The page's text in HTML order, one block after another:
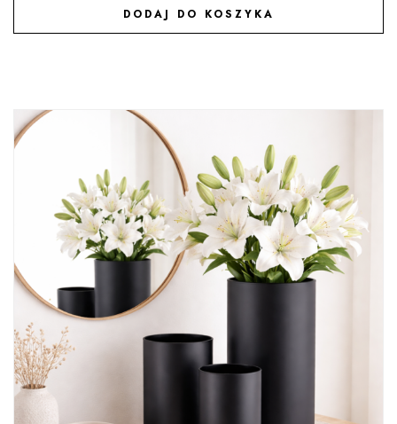
DODAJ DO KOSZYKA
DODAJ DO ULUBIONYCH